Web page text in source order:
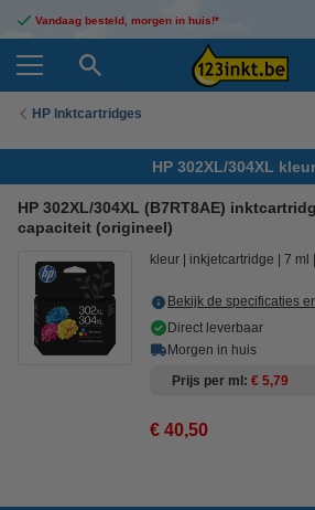
Vandaag besteld, morgen in huis!*
HP Inktcartridges
HP 302XL/304XL
HP 302XL/304XL (B7RT8AE)
capaciteit (origineel)
kleur inkjetcartridge 7 ml
Bekijk de specificaties
Direct leverbaar
Morgen in huis
Prijs per ml
€ 5,79
€ 40,50